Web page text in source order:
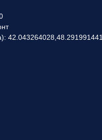
42.043264028,48.291991441